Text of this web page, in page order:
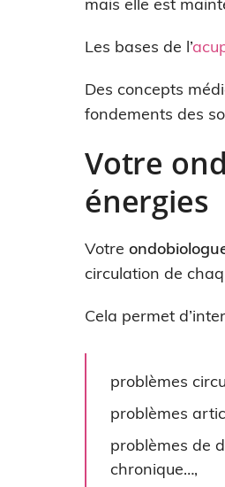
Les bases de l’
Des concepts
fondements des
Votre
énergies
Votre
circulation de
Cela permet
problèmes
problèmes
problèmes de
chronique…,